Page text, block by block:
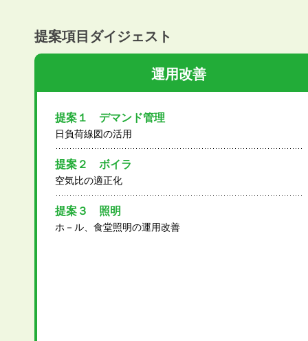
提案項目ダイジェスト
運用改善
提案１ デマンド管理
日負荷線図の活用
提案２ ボイラ
空気比の適正化
提案３ 照明
ホ－ル、食堂照明の運用改善